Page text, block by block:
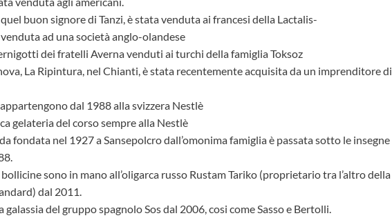
buon signore di Tanzi, è stata venduta ai francesi della Lactalis-
venduta ad una società anglo-olandese
dei fratelli Averna venduti ai turchi della famiglia Toksoz
La Ripintura, nel Chianti, è stata recentemente acquisita da un imprenditore di
dal 1988 alla svizzera Nestlè
gelateria del corso sempre alla Nestlè
fondata nel 1927 a Sansepolcro dall’omonima famiglia è passata sotto le insegne
sono in mano all’oligarca russo Rustam Tariko (proprietario tra l’altro della
dal 2011.
galassia del gruppo spagnolo Sos dal 2006, cosi come Sasso e Bertolli.